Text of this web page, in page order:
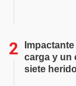
carga y un
siete